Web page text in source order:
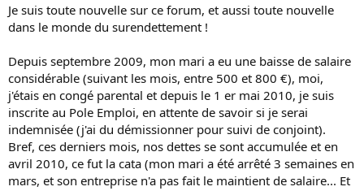
Je suis toute nouvelle sur ce forum, et aussi toute nouvelle
dans le monde du surendettement !
Depuis septembre 2009, mon mari a eu une baisse de salaire
considérable (suivant les mois, entre 500 et 800 €), moi,
j'étais en congé parental et depuis le 1 er mai 2010, je suis
inscrite au Pole Emploi, en attente de savoir si je serai
indemnisée (j'ai du démissionner pour suivi de conjoint).
Bref, ces derniers mois, nos dettes se sont accumulée et en
avril 2010, ce fut la cata (mon mari a été arrêté 3 semaines en
mars, et son entreprise n'a pas fait le maintient de salaire... Et